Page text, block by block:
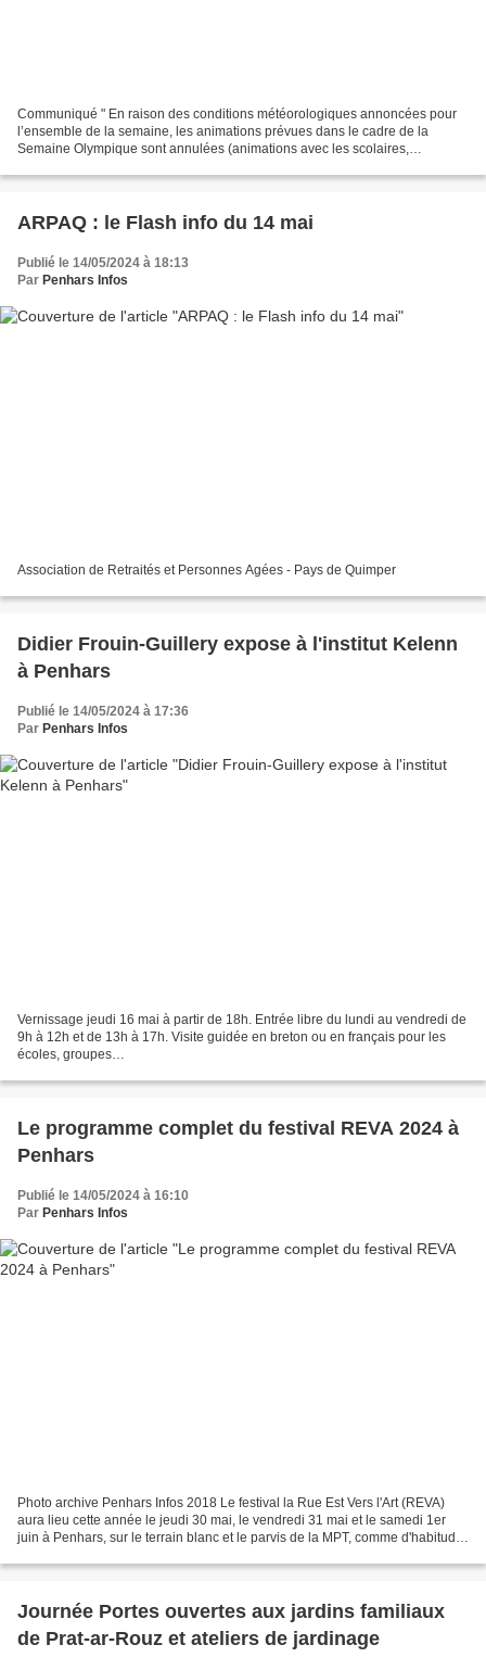
Communiqué " En raison des conditions météorologiques annoncées pour
l’ensemble de la semaine, les animations prévues dans le cadre de la
Semaine Olympique sont annulées (animations avec les scolaires,
ARPAQ : le Flash info du 14 mai
Publié le 14/05/2024 à 18:13
Par Penhars Infos
Association de Retraités et Personnes Agées - Pays de Quimper
Didier Frouin-Guillery expose à l'institut Kelenn
à Penhars
Publié le 14/05/2024 à 17:36
Par Penhars Infos
Vernissage jeudi 16 mai à partir de 18h. Entrée libre du lundi au vendredi de
9h à 12h et de 13h à 17h. Visite guidée en breton ou en français pour les
écoles, groupes…
Le programme complet du festival REVA 2024 à
Penhars
Publié le 14/05/2024 à 16:10
Par Penhars Infos
Photo archive Penhars Infos 2018 Le festival la Rue Est Vers l'Art (REVA)
aura lieu cette année le jeudi 30 mai, le vendredi 31 mai et le samedi 1er
juin à Penhars, sur le terrain blanc et le parvis de la MPT, comme d'habitude.
Journée Portes ouvertes aux jardins familiaux
de Prat-ar-Rouz et ateliers de jardinage